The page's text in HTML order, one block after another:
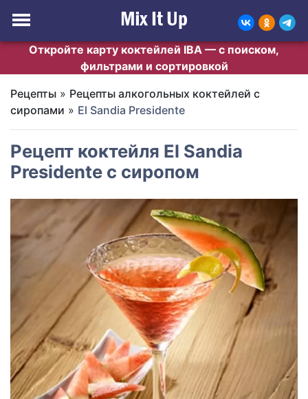
Откройте карту коктейлей IBA — с поиском,
фильтрами и сортировкой
Рецепты » Рецепты алкогольных коктейлей с
сиропами » El Sandia Presidente
Рецепт коктейля El Sandia
Presidente с сиропом